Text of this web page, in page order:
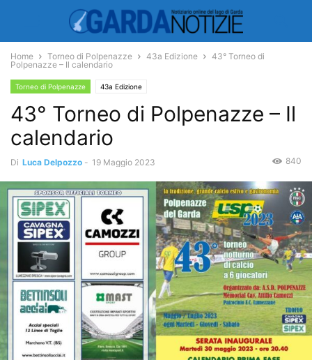
Home Torneo di Polpenazze 43a Edizione
43° Torneo di
Polpenazze – Il calendario
Torneo di Polpenazze 43a Edizione
43° Torneo di Polpenazze – Il
calendario
Di Luca Delpozzo - 19 Maggio 2023 840